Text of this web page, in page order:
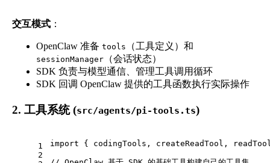
交互模式 ：
OpenClaw 准备 tools （工具定义）和
sessionManager （会话状态）
SDK 负责与模型通信、管理工具调用循环
SDK 回调 OpenClaw 提供的工具函数执行实际操作
2. 工具系统 (src/agents/pi-tools.ts)
1
2
import { codingTools, createReadTool,